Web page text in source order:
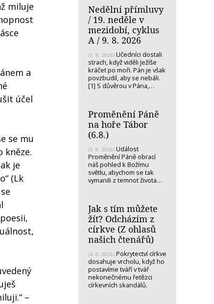
miluje
a
účel
se mu
kněze.
je
(Lk
–
Nedělní přímluvy
/ 19. neděle v
mezidobí, cyklus
A / 9. 8. 2026
(5. 8. 2026) Učedníci dostali
strach, když viděli Ježíše
kráčet po moři. Pán je však
povzbudil, aby se nebáli.
[1] S důvěrou v Pána,…
Proměnění Páně
na hoře Tábor
(6.8.)
(5. 8. 2026) Událost
Proměnění Páně obrací
náš pohled k Božímu
světlu, abychom se tak
vymanili z temnot života…
Jak s tím můžete
žít? Odcházím z
církve (Z ohlasů
našich čtenářů)
(4. 8. 2026) Pokrytectví církve
dosahuje vrcholu, když ho
postavíme tváří v tvář
nekonečnému řetězci
církevních skandálů.